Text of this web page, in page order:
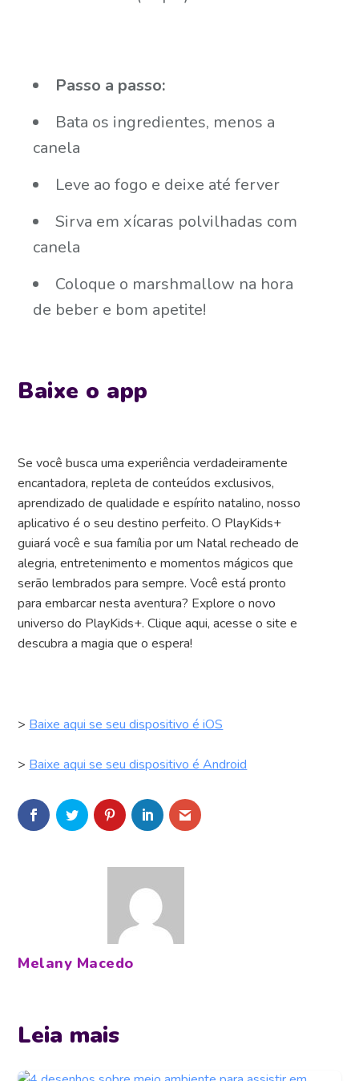
Passo a passo:
Bata os ingredientes, menos a
canela
Leve ao fogo e deixe até ferver
Sirva em xícaras polvilhadas com
canela
Coloque o marshmallow na hora
de beber e bom apetite!
Baixe o app
Se você busca uma experiência verdadeiramente
encantadora, repleta de conteúdos exclusivos,
aprendizado de qualidade e espírito natalino, nosso
aplicativo é o seu destino perfeito. O PlayKids+
guiará você e sua família por um Natal recheado de
alegria, entretenimento e momentos mágicos que
serão lembrados para sempre. Você está pronto
para embarcar nesta aventura? Explore o novo
universo do PlayKids+. Clique aqui, acesse o site e
descubra a magia que o espera!
> Baixe aqui se seu dispositivo é iOS
> Baixe aqui se seu dispositivo é Android
Melany Macedo
Leia mais